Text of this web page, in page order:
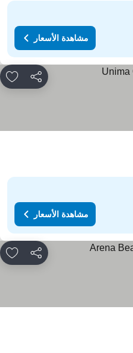
مشاهدة الأسعار
مشاركة
مشاهدة الأسعار
مشاركة